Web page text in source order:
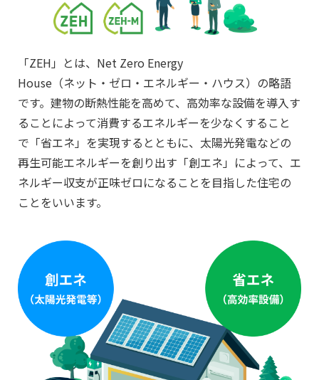
「ZEH」とは、Net Zero Energy
House（ネット・ゼロ・エネルギー・ハウス）の略語
です。建物の断熱性能を高めて、高効率な設備を導入す
ることによって消費するエネルギーを少なくすること
で「省エネ」を実現するとともに、太陽光発電などの
再生可能エネルギーを創り出す「創エネ」によって、エ
ネルギー収支が正味ゼロになることを目指した住宅の
ことをいいます。